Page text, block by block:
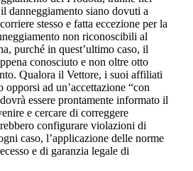
danneggiamento siano dovuti a
stesso e fatta eccezione per la
non riconoscibili al
purché in quest’ultimo caso, il
conosciuto e non oltre otto
Qualora il Vettore, i suoi affiliati
opporsi ad un’accettazione “con
essere prontamente informato il
e cercare di correggere
configurare violazioni di
caso, l’applicazione delle norme
e di garanzia legale di